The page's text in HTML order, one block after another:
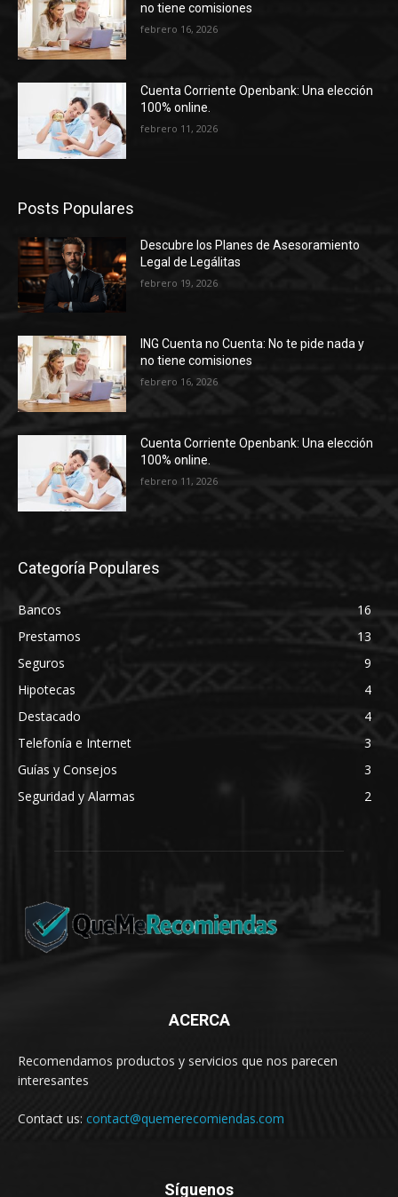
no tiene comisiones
febrero 16, 2026
Cuenta Corriente Openbank: Una elección
100% online.
febrero 11, 2026
Posts Populares
Descubre los Planes de Asesoramiento
Legal de Legálitas
febrero 19, 2026
ING Cuenta no Cuenta: No te pide nada y
no tiene comisiones
febrero 16, 2026
Cuenta Corriente Openbank: Una elección
100% online.
febrero 11, 2026
Categoría Populares
Bancos
16
Prestamos
13
Seguros
9
Hipotecas
4
Destacado
4
Telefonía e Internet
3
Guías y Consejos
3
Seguridad y Alarmas
2
ACERCA
Recomendamos productos y servicios que nos parecen
interesantes
Contact us: contact@quemerecomiendas.com
Síguenos